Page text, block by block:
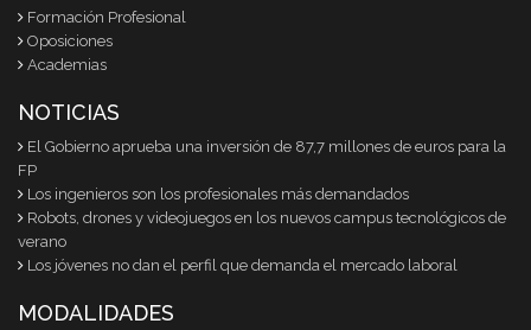
Formación Profesional
Oposiciones
Academias
NOTICIAS
El Gobierno aprueba una inversión de 87,7 millones de euros para la
FP
Los ingenieros son los profesionales más demandados
Robots, drones y videojuegos en los nuevos campus tecnológicos de
verano
Los jóvenes no dan el perfil que demanda el mercado laboral
MODALIDADES